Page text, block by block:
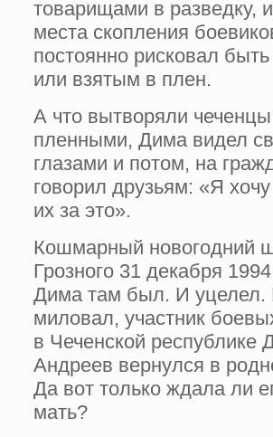
товарищами в разведку,
места скопления
постоянно рисковал
или взятым в плен.
А что вытворяли
пленными, Дима видел
глазами и потом, на
говорил друзьям: «Я
их за это».
Кошмарный новогодний
Грозного 31 декабря
Дима там был. И уцелел.
миловал, участник
в Чеченской республике
Андреев вернулся в
Да вот только ждала ли
мать?